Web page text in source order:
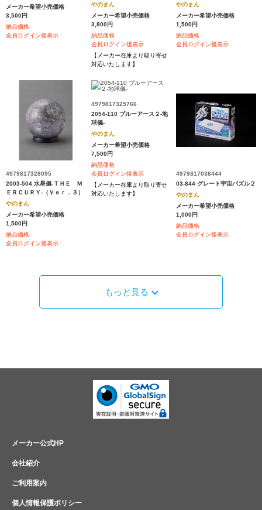
メーカー希望小売価格
3,500円
納品価格
会員ログイン後表示
やのまん
メーカー希望小売価格
3,800円
納品価格
会員ログイン後表示
【メーカー在庫より取り寄せ
対応いたします】
やのまん
メーカー希望小売価格
1,500円
納品価格
会員ログイン後表示
4979817328095
2003-504 水星儀‐ＴＨＥ Ｍ
ＥＲＣＵＲＹ‐（Ｖｅｒ．３）
やのまん
メーカー希望小売価格
1,500円
納品価格
会員ログイン後表示
4979817325766
2054-110 ブルーアース２‐地
球儀‐
やのまん
メーカー希望小売価格
7,500円
納品価格
会員ログイン後表示
【メーカー在庫より取り寄せ
対応いたします】
4979817038444
03-844 グレート宇宙パズル２
やのまん
メーカー希望小売価格
1,000円
納品価格
会員ログイン後表示
もっと見る
メーカー公式HP
会社紹介
ご利用案内
個人情報保護ポリシー